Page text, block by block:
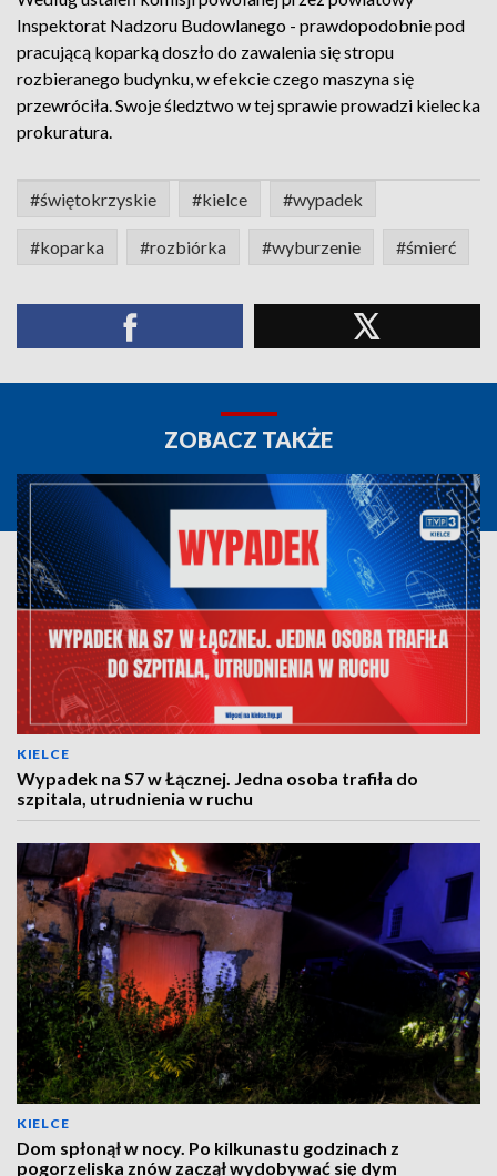
Inspektorat Nadzoru Budowlanego - prawdopodobnie pod
pracującą koparką doszło do zawalenia się stropu
rozbieranego budynku, w efekcie czego maszyna się
przewróciła. Swoje śledztwo w tej sprawie prowadzi kielecka
prokuratura.
#świętokrzyskie #kielce #wypadek
#koparka #rozbiórka #wyburzenie #śmierć
ZOBACZ TAKŻE
KIELCE
Wypadek na S7 w Łącznej. Jedna osoba trafiła do
szpitala, utrudnienia w ruchu
KIELCE
Dom spłonął w nocy. Po kilkunastu godzinach z
pogorzeliska znów zaczął wydobywać się dym